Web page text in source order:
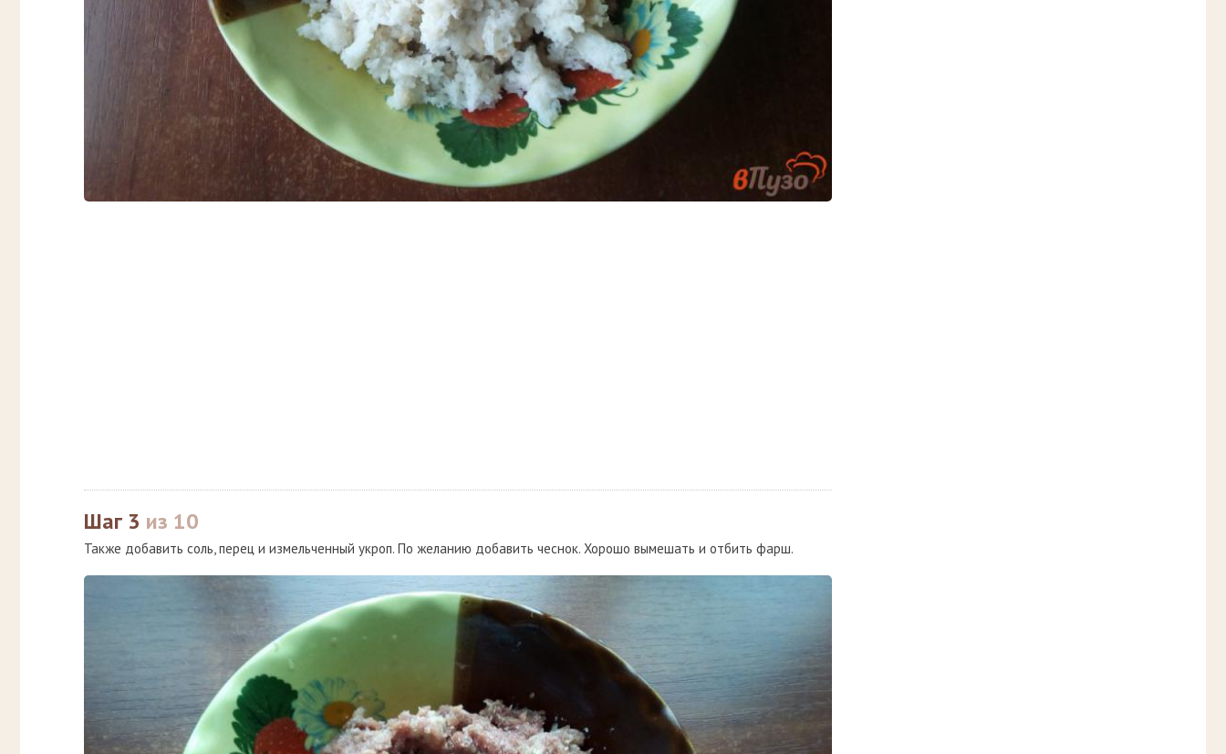
Шаг 3 из 10
Также добавить соль, перец и измельченный укроп. По желанию добавить чеснок. Хорошо вымешать и отбить фарш.